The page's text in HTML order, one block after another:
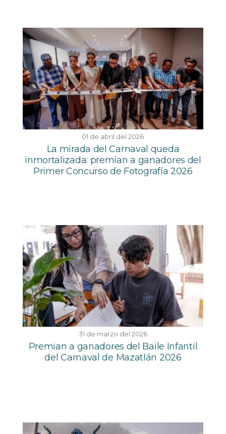
01 de abril del 2026
La mirada del Carnaval queda
inmortalizada: premian a ganadores del
Primer Concurso de Fotografía 2026
31 de marzo del 2026
Premian a ganadores del Baile Infantil
del Carnaval de Mazatlán 2026